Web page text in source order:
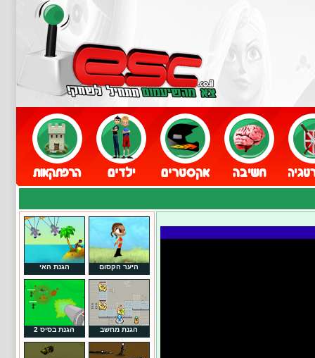
היער הקסום הגנת האי
הגנת מחשב הגנת בסיס 2